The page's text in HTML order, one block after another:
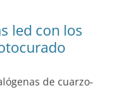
led con los
de cuarzo-